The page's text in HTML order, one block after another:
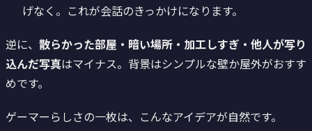
げなく。これが会話のきっかけになります。
逆に、 散らかった部屋・暗い場所・加工しすぎ・他人が写り
込んだ写真はマイナス。背景はシンプルな壁か屋外がおすす
めです。
ゲーマーらしさの一枚は、こんなアイデアが自然です。